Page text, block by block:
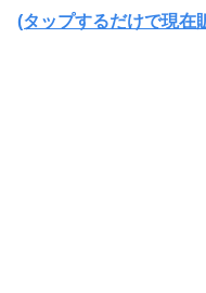
(タップするだけで現在